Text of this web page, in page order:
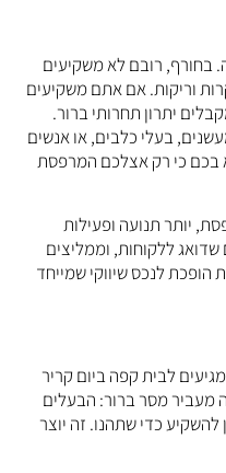
רובם לא משקיעים
אם אתם משקיעים
יתרון תחרותי ברור.
בעלי כלבים, או אנשים
כי רק אצלכם המרפסת
יותר תנועה ופעילות
ללקוחות, וממליצים
לנכס שיווקי שמייחד
לבית קפה ביום קריר
מסר ברור: הבעלים
כדי שתהנו. זה יוצר